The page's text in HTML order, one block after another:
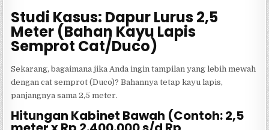
Studi Kasus: Dapur Lurus 2,5
Meter (Bahan Kayu Lapis
Semprot Cat/Duco)
Sekarang, bagaimana jika Anda ingin tampilan yang lebih mewah
dengan cat semprot (Duco)? Bahannya tetap kayu lapis,
panjangnya sama 2,5 meter.
Hitungan Kabinet Bawah (Contoh: 2,5